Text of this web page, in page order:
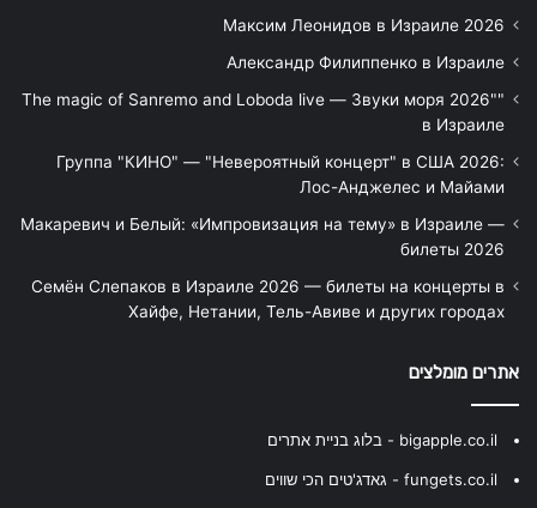
Максим Леонидов в Израиле 2026
Александр Филиппенко в Израиле
"The magic of Sanremo and Loboda live — Звуки моря 2026"
в Израиле
Группа "КИНО" — "Невероятный концерт" в США 2026:
Лос-Анджелес и Майами
Макаревич и Белый: «Импровизация на тему» в Израиле —
билеты 2026
Семён Слепаков в Израиле 2026 — билеты на концерты в
Хайфе, Нетании, Тель-Авиве и других городах
אתרים מומלצים
bigapple.co.il - בלוג בניית אתרים
fungets.co.il - גאדג'טים הכי שווים